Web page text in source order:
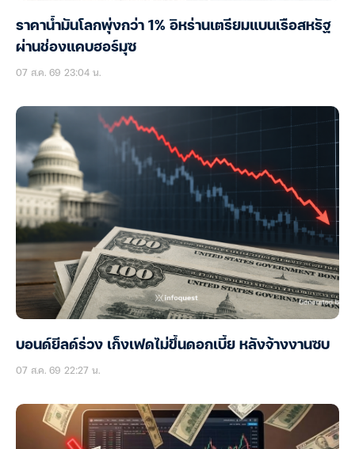
ราคาน้ำมันโลกพุ่งกว่า 1% อิหร่านเตรียมแบนเรือสหรัฐ
ผ่านช่องแคบฮอร์มุซ
07 ส.ค. 69 23:04 น.
บอนด์ยีลด์ร่วง เก็งเฟดไม่ขึ้นดอกเบี้ย หลังจ้างงานซบ
07 ส.ค. 69 22:27 น.